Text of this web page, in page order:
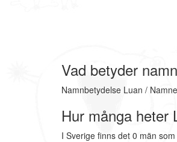
Vad betyder
Namnbetydelse Luan /
Hur många heter
I Sverige finns det 0 män